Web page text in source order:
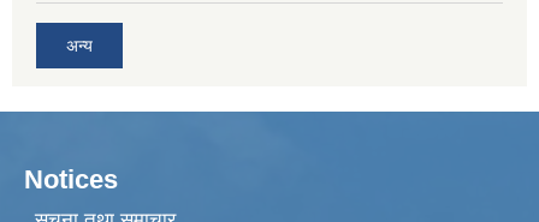
अन्य
Notices